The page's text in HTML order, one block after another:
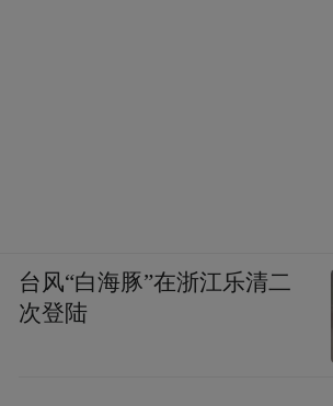
台风“白海豚”在浙江乐清二
次登陆